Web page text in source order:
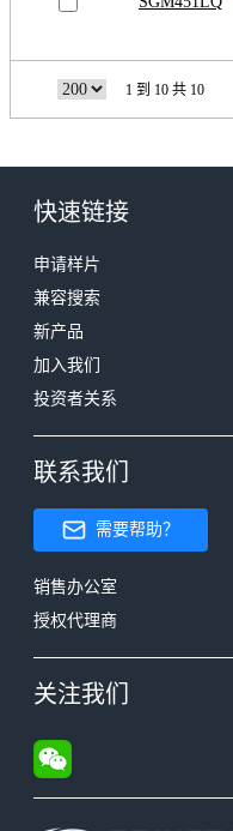
1 到 10 共 10
快速链接
申请样片
兼容搜索
新产品
加入我们
投资者关系
联系我们
需要帮助？
销售办公室
授权代理商
关注我们